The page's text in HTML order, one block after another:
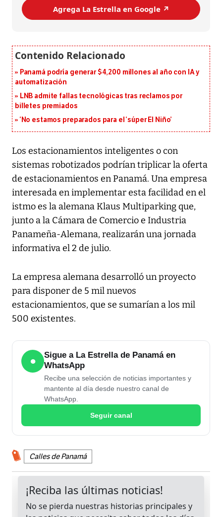
Agrega La Estrella en Google ↗️
Panamá podría generar $4,200 millones al año con IA y
automatización
LNB admite fallas tecnológicas tras reclamos por
billetes premiados
‘No estamos preparados para el ‘súper El Niño’
Los estacionamientos inteligentes o con
sistemas robotizados podrían triplicar la oferta
de estacionamientos en Panamá. Una empresa
interesada en implementar esta facilidad en el
istmo es la alemana Klaus Multiparking que,
junto a la Cámara de Comercio e Industria
Panameña-Alemana, realizarán una jornada
informativa el 2 de julio.
La empresa alemana desarrolló un proyecto
para disponer de 5 mil nuevos
estacionamientos, que se sumarían a los mil
500 existentes.
●
Sigue a La Estrella de Panamá en
WhatsApp
Recibe una selección de noticias importantes y
mantente al día desde nuestro canal de
WhatsApp.
Seguir canal
Calles de Panamá